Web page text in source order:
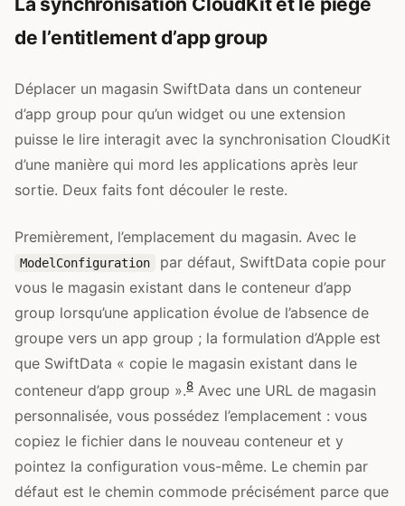
de l’entitlement d’app group
Déplacer un magasin SwiftData dans un conteneur
d’app group pour qu’un widget ou une extension
puisse le lire interagit avec la synchronisation CloudKit
d’une manière qui mord les applications après leur
sortie. Deux faits font découler le reste.
Premièrement, l’emplacement du magasin. Avec le
ModelConfiguration
par défaut, SwiftData copie pour
vous le magasin existant dans le conteneur d’app
group lorsqu’une application évolue de l’absence de
groupe vers un app group ; la formulation d’Apple est
que SwiftData « copie le magasin existant dans le
conteneur d’app group ».8 Avec une URL de magasin
personnalisée, vous possédez l’emplacement : vous
copiez le fichier dans le nouveau conteneur et y
pointez la configuration vous-même. Le chemin par
défaut est le chemin commode précisément parce que